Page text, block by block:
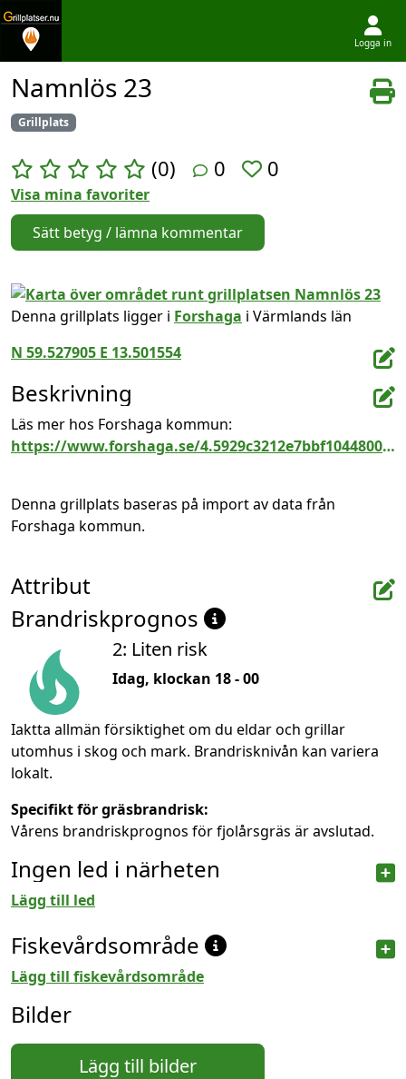
Logga in
Namnlös 23
Grillplats
(0) 0 0
Visa mina favoriter
Sätt betyg / lämna kommentar
Denna grillplats ligger i Forshaga i Värmlands län
N 59.527905 E 13.501554
Beskrivning
Läs mer hos Forshaga kommun:
https://www.forshaga.se/4.5929c3212e7bbf10448000513.html
Denna grillplats baseras på import av data från
Forshaga kommun.
Attribut
Brandriskprognos
2: Liten risk
Idag, klockan 18 - 00
Iaktta allmän försiktighet om du eldar och grillar
utomhus i skog och mark. Brandrisknivån kan variera
lokalt.
Specifikt för gräsbrandrisk:
Vårens brandriskprognos för fjolårsgräs är avslutad.
Ingen led i närheten
Lägg till led
Fiskevårdsområde
Lägg till fiskevårdsområde
Bilder
Lägg till bilder